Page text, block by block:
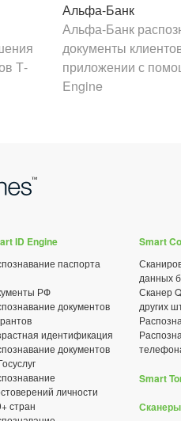
Т-
Альфа-Банк
Альфа-Банк
документы
приложении с
Engine
ID Engine
паспорта
РФ
документов
идентификация
документов
личности
стран
Smart
данных
Сканер
других
Smart